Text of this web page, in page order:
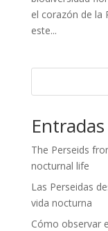
el corazón de la
este...
The Perseids
nocturnal life
Las Perseidas
vida nocturna
Cómo observar